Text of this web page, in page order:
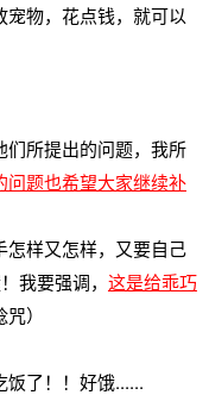
物，花点钱，就可以
所提出的问题，我所
问题也希望大家继续补
样又怎样，又要自己
我要强调， 这是给乖巧
咒）
了！！好饿......